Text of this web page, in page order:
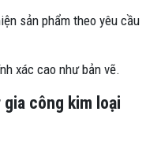
sản phẩm theo yêu cầu
xác cao như bản vẽ.
công kim loại